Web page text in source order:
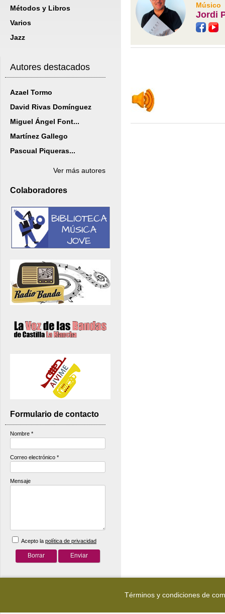
Métodos y Libros
Varios
Jazz
Autores destacados
Azael Tormo
David Rivas Domínguez
Miguel Ángel Font...
Martínez Gallego
Pascual Piqueras...
Ver más autores
Colaboradores
Formulario de contacto
Nombre *
Correo electrónico *
Mensaje
Acepto la política de privacidad
Músico
Jordi
Términos y condiciones de